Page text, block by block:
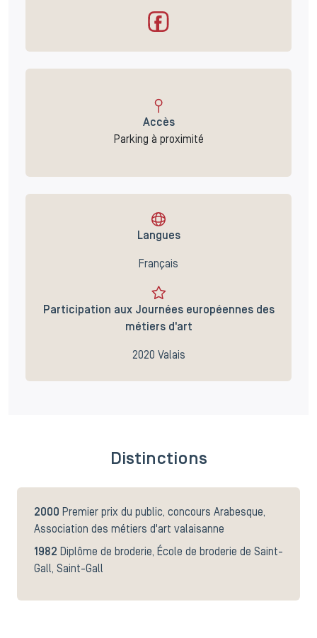
Accès
Parking à proximité
Langues
Français
Participation aux Journées européennes des
métiers d'art
2020 Valais
Distinctions
2000 Premier prix du public, concours Arabesque,
Association des métiers d'art valaisanne
1982 Diplôme de broderie, École de broderie de Saint-
Gall, Saint-Gall